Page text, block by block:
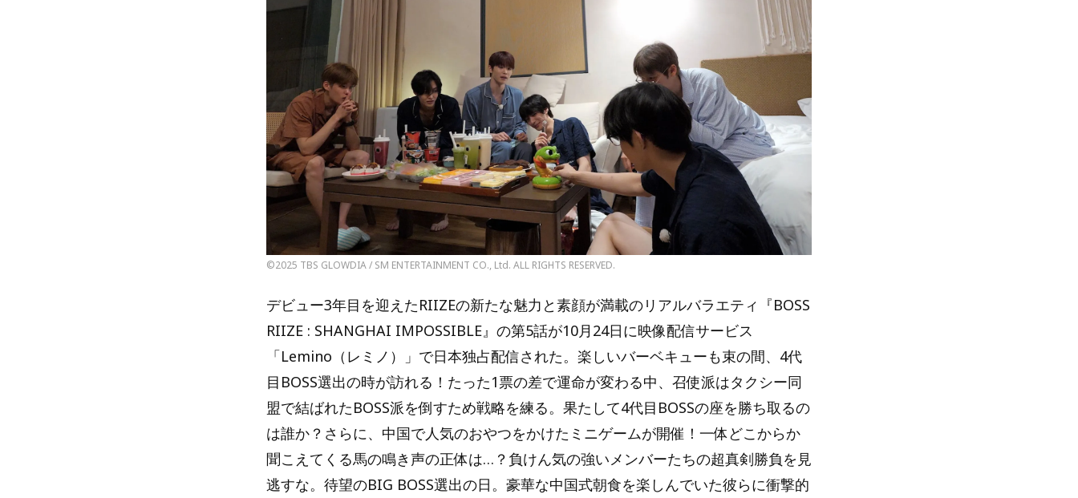
©2025 TBS GLOWDIA / SM ENTERTAINMENT CO., Ltd. ALL RIGHTS RESERVED.
デビュー3年目を迎えたRIIZEの新たな魅力と素顔が満載のリアルバラエティ『BOSS
RIIZE : SHANGHAI IMPOSSIBLE』の第5話が10月24日に映像配信サービス
「Lemino（レミノ）」で日本独占配信された。楽しいバーベキューも束の間、4代
目BOSS選出の時が訪れる！たった1票の差で運命が変わる中、召使派はタクシー同
盟で結ばれたBOSS派を倒すため戦略を練る。果たして4代目BOSSの座を勝ち取るの
は誰か？さらに、中国で人気のおやつをかけたミニゲームが開催！一体どこからか
聞こえてくる馬の鳴き声の正体は…？負けん気の強いメンバーたちの超真剣勝負を見
逃すな。待望のBIG BOSS選出の日。豪華な中国式朝食を楽しんでいた彼らに衝撃的